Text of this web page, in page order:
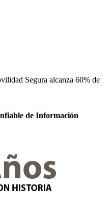
Segura alcanza 60% de
de Información